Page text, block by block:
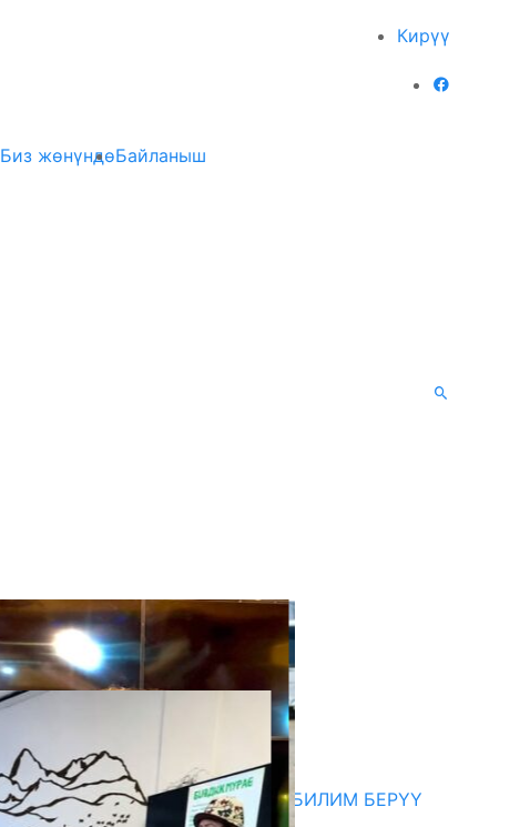
Кирүү
Биз жөнүндөБайланыш
Акыркы жаңылыктар
МЭР АЙБЕК ДЖУНУШАЛИЕВ БИЛИМ БЕРҮҮ